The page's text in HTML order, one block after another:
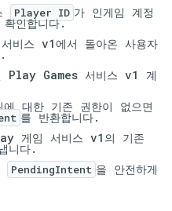
Player ID 가 인게임 계정
인합니다.
비스 v1에서 돌아온 사용자
Play Games 서비스 v1 계
대한 기존 권한이 없으면
를 반환합니다.
게임 서비스 v1의 기존
니다.
PendingIntent 을 안전하게